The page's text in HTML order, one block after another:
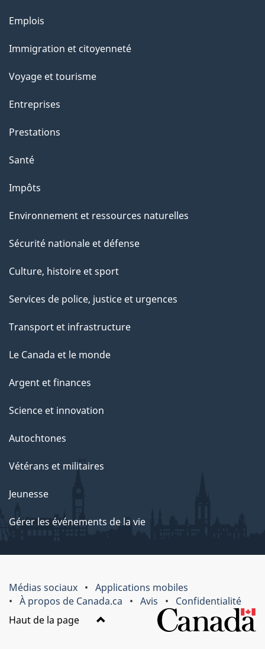
Thèmes
sujets
Emplois
Immigration et citoyenneté
Voyage et tourisme
Entreprises
Prestations
Santé
Impôts
Environnement et ressources naturelles
Sécurité nationale et défense
Culture, histoire et sport
Services de police, justice et urgences
Transport et infrastructure
Le Canada et le monde
Argent et finances
Science et innovation
Autochtones
Vétérans et militaires
Jeunesse
Gérer les événements de la vie
Médias sociaux
Applications mobiles
À propos de Canada.ca
Avis
Confidentialité
Haut de la page